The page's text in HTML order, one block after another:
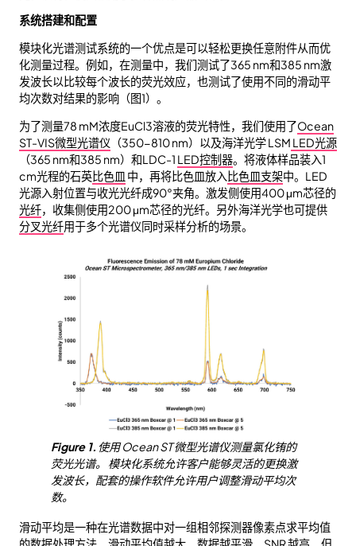
系统搭建和配置
模块化光谱测试系统的一个优点是可以轻松更换任意附件从而优
化测量过程。例如，在测量中，我们测试了365 nm和385 nm激
发波长以比较每个波长的荧光效应，也测试了使用不同的滑动平
均次数对结果的影响（图1）。
为了测量78 mM浓度EuCl3溶液的荧光特性，我们使用了Ocean
ST-VIS微型光谱仪 （350-810 nm）以及海洋光学 LSM LED光源
（365 nm和385 nm）和LDC-1 LED控制器。将液体样品装入1
cm光程的石英比色皿 中，再将比色皿放入 比色皿支架中。LED
光源入射位置与收光光纤成90°夹角。激发侧使用400 μm芯径的
光纤，收集侧使用200 μm芯径的光纤。另外海洋光学也可提供
分叉光纤用于多个光谱仪同时采样分析的场景。
Figure 1. 使用 Ocean ST 微型光谱仪测量氯化铕的
荧光光谱。 模块化系统允许客户能够灵活的更换激
发波长，配套的操作软件允许用户调整滑动平均次
数。
滑动平均是一种在光谱数据中对一组相邻探测器像素点求平均值